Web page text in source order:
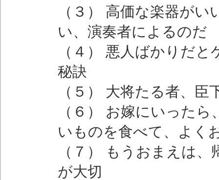
（３） 高価な楽器が
い、演奏者によるのだ
（４） 悪人ばかりだ
秘訣
（５） 大将たる者、
（６） お嫁にいった
いものを食べて、よく
（７） もうおまえは
が大切